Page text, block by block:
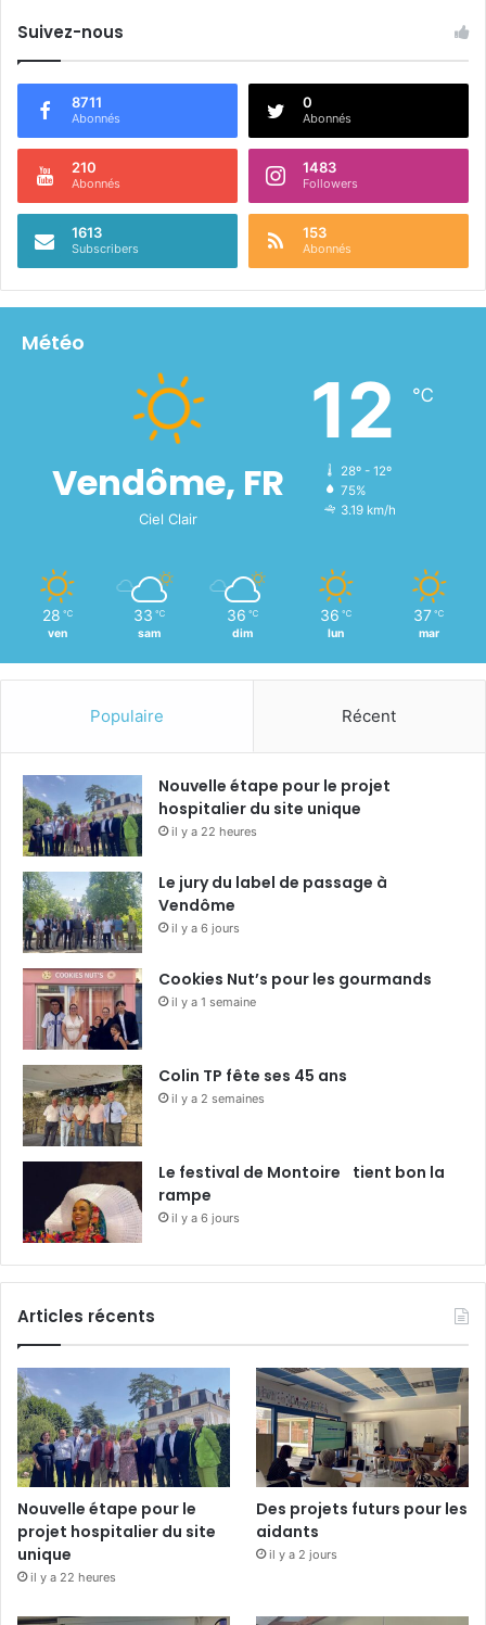
Suivez-nous
8711
Abonnés
0
Abonnés
210
Abonnés
1483
Followers
1613
Subscribers
153
Abonnés
Météo
Vendôme, FR
Ciel Clair
12 ℃
28º - 12º
75%
3.19 km/h
28 ℃
ven
33 ℃
sam
36 ℃
dim
36 ℃
lun
37 ℃
mar
Populaire Récent
Nouvelle étape pour le projet
hospitalier du site unique
il y a 22 heures
Le jury du label de passage à
Vendôme
il y a 6 jours
Cookies Nut’s pour les gourmands
il y a 1 semaine
Colin TP fête ses 45 ans
il y a 2 semaines
Le festival de Montoire tient bon la
rampe
il y a 6 jours
Articles récents
Nouvelle étape pour le
projet hospitalier du site
unique
il y a 22 heures
Des projets futurs pour les
aidants
il y a 2 jours